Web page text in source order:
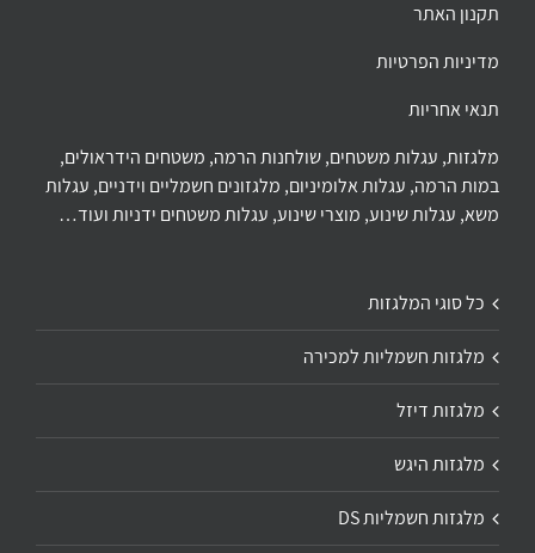
תקנון האתר
מדיניות הפרטיות
תנאי אחריות
מלגזות, עגלות משטחים, שולחנות הרמה, משטחים הידראולים,
במות הרמה, עגלות אלומיניום, מלגזונים חשמליים וידניים, עגלות
משא, עגלות שינוע, מוצרי שינוע, עגלות משטחים ידניות ועוד…
כל סוגי המלגזות
מלגזות חשמליות למכירה
מלגזות דיזל
מלגזות היגש
מלגזות חשמליות DS